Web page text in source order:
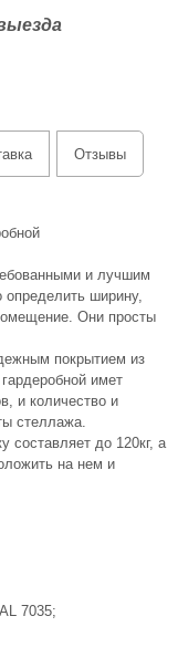
Отзывы
и лучшим
определить ширину,
Они просты
покрытием из
имет
и количество и
стеллажа.
составляет до 120кг, а
на нем и
7035;